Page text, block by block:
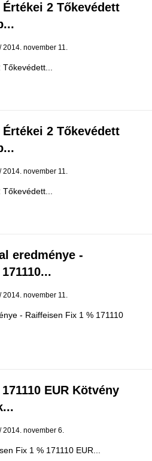
2 Tőkevédett
2014. november 11.
Tőkevédett...
2 Tőkevédett
2014. november 11.
Tőkevédett...
eredménye -
2014. november 11.
- Raiffeisen Fix 1 % 171110
EUR Kötvény
2014. november 6.
Fix 1 % 171110 EUR...